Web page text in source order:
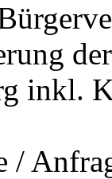
inkl.
/